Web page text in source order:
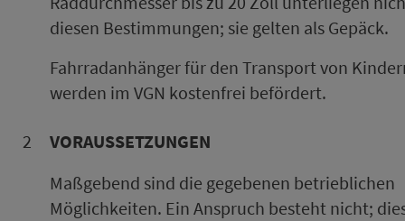
diesen Be­stim­mungen; sie gelten als Gepäck.
Fahr­rad­an­hän­ger für den Transport von
werden im VGN kos­ten­frei befördert.
2
VORAUSSETZUNGEN
Maßgebend sind die gegebenen betrieblichen
Möglichkeiten. Ein An­spruch besteht nicht;